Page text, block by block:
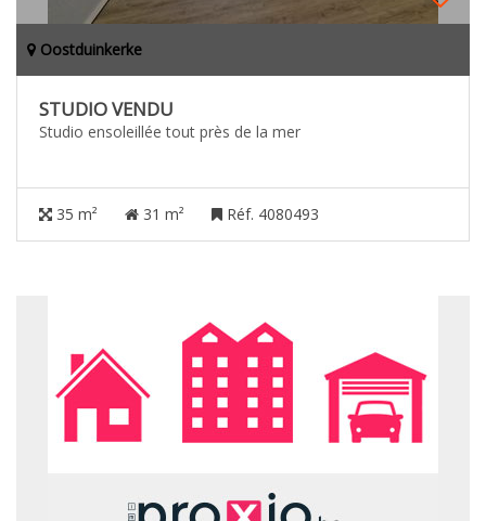
Oostduinkerke
STUDIO VENDU
Studio ensoleillée tout près de la mer
35 m² 31 m² Réf. 4080493